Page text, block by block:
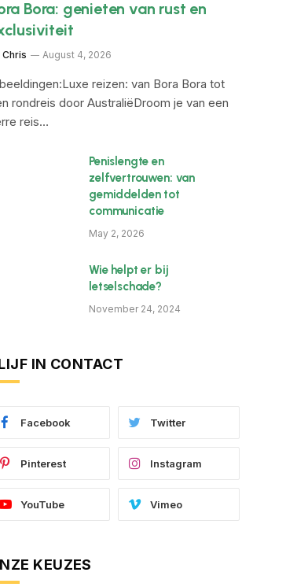
Bora: genieten van rust en
Chris August 4, 2026
reizen: van Bora Bora tot
rondreis door AustraliëDroom je van een
reis…
Penislengte en
zelfvertrouwen: van
gemiddelden tot
communicatie
May 2, 2026
Wie helpt er bij
letselschade?
November 24, 2024
IN CONTACT
Facebook Twitter
Pinterest Instagram
YouTube Vimeo
KEUZES